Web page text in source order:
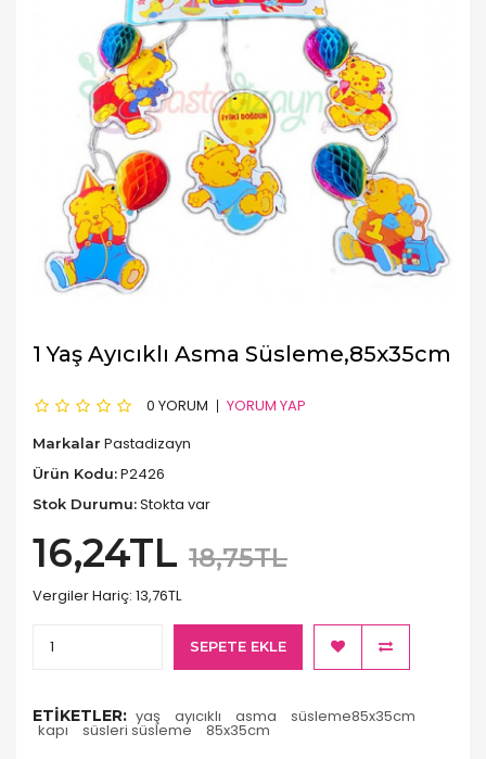
1 Yaş Ayıcıklı Asma Süsleme,85x35cm
0 YORUM YORUM YAP
Markalar Pastadizayn
Ürün Kodu:P2426
Stok Durumu:Stokta var
16,24TL 18,75TL
Vergiler Hariç: 13,76TL
SEPETE EKLE
ETIKETLER: yaş ayıcıklı asma süsleme85x35cm
kapı süsleri süsleme 85x35cm